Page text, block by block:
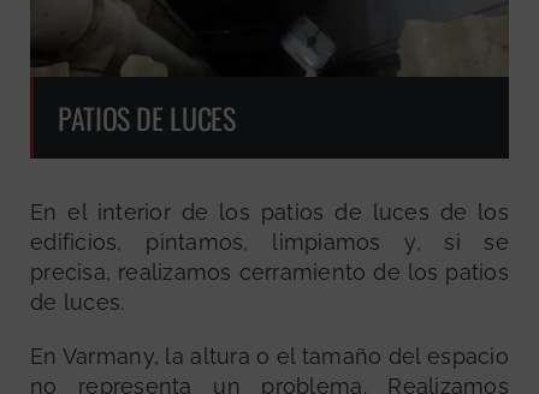
PATIOS DE LUCES
En el interior de los patios de luces de los
edificios, pintamos, limpiamos y, si se
precisa, realizamos cerramiento de los patios
de luces.
En Varmany, la altura o el tamaño del espacio
no representa un problema. Realizamos